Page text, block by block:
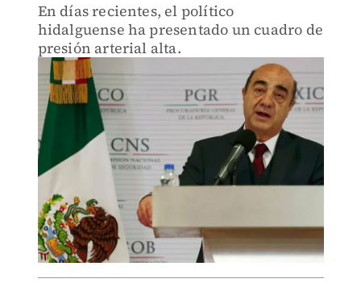
En días recientes, el político
hidalguense ha presentado un cuadro de
presión arterial alta.